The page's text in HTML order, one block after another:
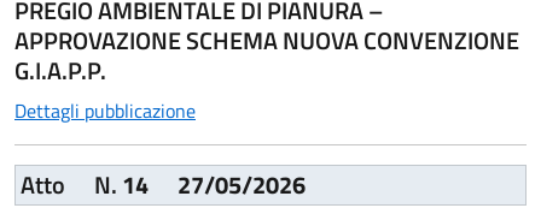
PREGIO AMBIENTALE DI PIANURA –
APPROVAZIONE SCHEMA NUOVA CONVENZIONE
G.I.A.P.P.
Dettagli pubblicazione
Atto N.14
27/05/2026